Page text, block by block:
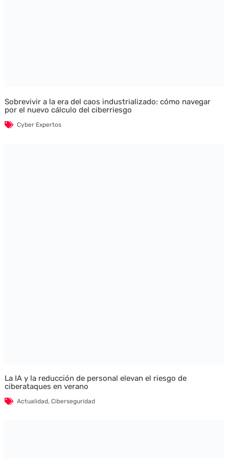
Sobrevivir a la era del caos industrializado: cómo navegar
por el nuevo cálculo del ciberriesgo
Cyber Expertos
La IA y la reducción de personal elevan el riesgo de
ciberataques en verano
Actualidad, Ciberseguridad